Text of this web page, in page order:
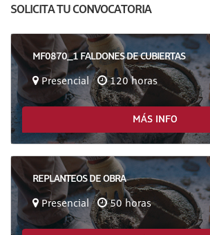
SOLICITA TU CONVOCATORIA
MF0870_1 FALDONES DE CUBIERTAS
Presencial 120 horas
MÁS INFO
REPLANTEOS DE OBRA
Presencial 50 horas